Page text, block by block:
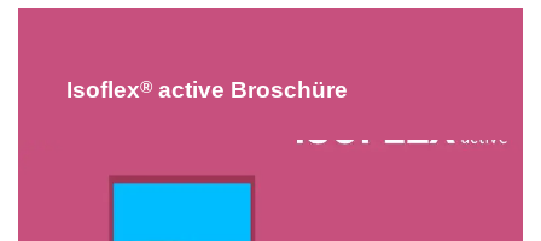
Isoflex® active Broschüre